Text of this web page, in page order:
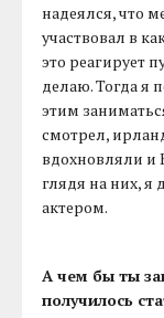
надеялся, что
участвовал в
это реагирует
делаю. Тогда я
этим
смотрел,
вдохновляли
глядя на них, я
актером.
А чем бы ты
получилось